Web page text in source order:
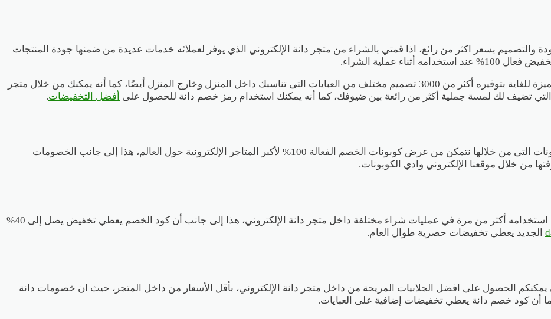
والتصميم بسعر اكثر من رائع، اذا قمتي بالشراء من متجر دانة الإلكتروني الذي يوفر لعملائه خدمات عديدة من ضمنها جودة المنتجات
عملية الشراء.
عزيزتي العميلة متجر دانة الإلكتروني يوفر لك خدمة شراء مميزة للغاية بتوفيره أكثر من 3000 تصميم مختلف من العبايات التى تناسبك داخل المنزل وخارج المنزل أيضًا، كما أنه يمكنك من خلال متجر
التي تضيف لك لمسة جملية أكثر من رائعة بين ضيوفك، كما أنه يمكنك استخدام رمز خصم دانة للحصول على أفضل التخفيضات.
كود دانة الجديد متاح الآن لدي منصتنا الإلكترونية وادي الكوبونات التى من خلالها نتمكن من عرض كوبونات الخصم الفعالة 100% لأكبر المتاجر الإلكترونية حول العالم، هذا إلى جانب الخصومات
من خلال موقعنا الإلكتروني وادي الكوبونات.
كوبون خصم دانة فعال عند الشراء من الموقع، كما أنه يمكن استخدامه أكثر من مرة في عمليات شراء مختلفة داخل متجر دانة الإلكتروني، هذا إلى جانب أن كود الخصم يعطي تخفيض يصل إلى 40%
الجديد يعطي تخفيضات حصرية طوال العام.
يمكنكم الحصول على افضل الجلابيات المريحة من داخل متجر دانة الإلكتروني، بأقل الأسعار من داخل المتجر، حيث ان خصومات دانة